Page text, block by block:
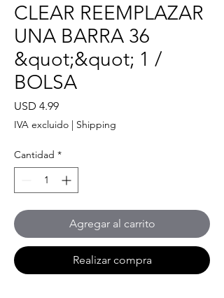
CLEAR REEMPLAZAR
UNA BARRA 36
&quot;&quot; 1 /
BOLSA
USD 4.99Precio
IVA excluido | Shipping
Cantidad *
Agregar al carrito
Realizar compra